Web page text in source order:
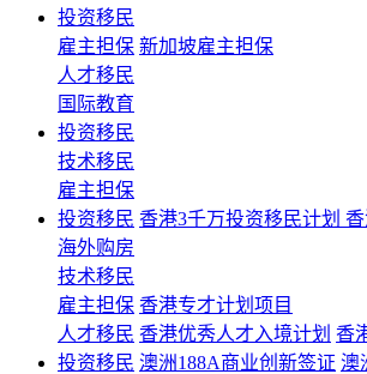
投资移民
雇主担保 新加坡雇主担保
人才移民
国际教育
投资移民
技术移民
雇主担保
投资移民 香港3千万投资移民计划
海外购房
技术移民
雇主担保 香港专才计划项目
人才移民 香港优秀人才入境计划 香
投资移民 澳洲188A商业创新签证 澳